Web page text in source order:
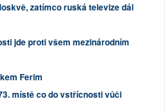
zatímco ruská televize dál
jde proti všem mezinárodním
Ferim
místě co do vstřícnosti vůči